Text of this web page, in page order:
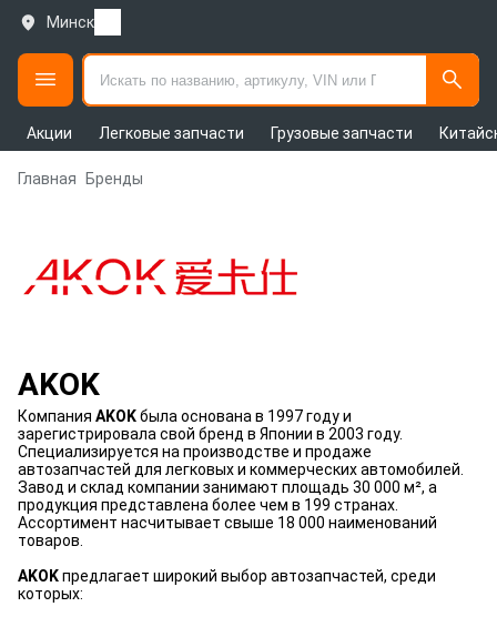
Минск
Акции Легковые запчасти Грузовые запчасти
Главная Бренды
AKOK
Компания AKOKбыла основана в 1997 году и
зарегистрировала свой бренд в Японии в 2003 году.
Специализируется на производстве и продаже
автозапчастей для легковых и коммерческих автомобилей.
Завод и склад компании занимают площадь 30 000 м², а
продукция представлена более чем в 199 странах.
Ассортимент насчитывает свыше 18 000 наименований
товаров.
AKOKпредлагает широкий выбор автозапчастей, среди
которых: